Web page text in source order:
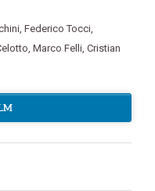
, Federico Tocci,
, Marco Felli, Cristian